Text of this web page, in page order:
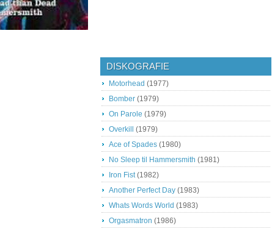
DISKOGRAFIE
Motorhead (1977)
Bomber (1979)
On Parole (1979)
Overkill
(1979)
Ace of Spades (1980)
No Sleep til Hammersmith (1981)
Iron Fist(1982)
Another Perfect Day (1983)
Whats Words World (1983)
Orgasmatron (1986)